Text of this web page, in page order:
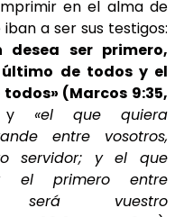
en el alma de
desea ser primero,
de todos y el
(Marcos 9:35,
«el que quiera
entre vosotros,
servidor; y el que
el primero entre
será vuestro